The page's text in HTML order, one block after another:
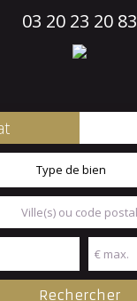
03 20 23 20 83
Type de bien